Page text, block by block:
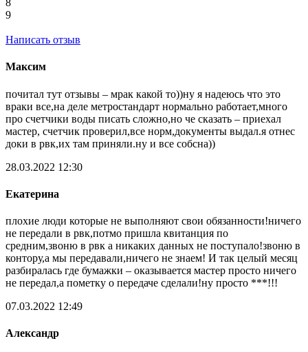
8
9
Написать отзыв
Максим
почитал тут отзывы – мрак какой то))ну я надеюсь что это
враки все,на деле метростандарт нормально работает,много
про счетчики воды писать сложно,но че сказать – приехал
мастер, счетчик проверил,все норм,документы выдал.я отнес
доки в рвк,их там приняли.ну и все собсна))
28.03.2022 12:30
Екатерина
плохие люди которые не выполняют свои обязанности!ничего
не передали в рвк,потмо пришла квитанция по
средним,звоню в рвк а никаких данных не поступало!звоню в
контору,а мы передавали,ничего не знаем! И так целый месяц
разбиралась где бумажки – оказывается мастер просто ничего
не передал,а пометку о передаче сделали!ну просто ***!!!
07.03.2022 12:49
Александр